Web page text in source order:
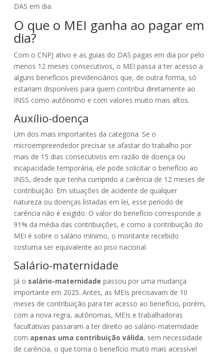
DAS em dia.
O que o MEI ganha ao pagar em
dia?
Com o CNPJ ativo e as guias do DAS pagas em dia por pelo
menos 12 meses consecutivos, o MEI passa a ter acesso a
alguns benefícios previdenciários que, de outra forma, só
estariam disponíveis para quem contribui diretamente ao
INSS como autônomo e com valores muito mais altos.
Auxílio-doença
Um dos mais importantes da categoria. Se o
microempreendedor precisar se afastar do trabalho por
mais de 15 dias consecutivos em razão de doença ou
incapacidade temporária, ele pode solicitar o benefício ao
INSS, desde que tenha cumprido a carência de 12 meses de
contribuição. Em situações de acidente de qualquer
natureza ou doenças listadas em lei, esse período de
carência não é exigido. O valor do benefício corresponde a
91% da média das contribuições, e como a contribuição do
MEI é sobre o salário mínimo, o montante recebido
costuma ser equivalente ao piso nacional.
Salário-maternidade
Já o salário-maternidade passou por uma mudança
importante em 2025. Antes, as MEIs precisavam de 10
meses de contribuição para ter acesso ao benefício, porém,
com a nova regra, autônomas, MEIs e trabalhadoras
facultativas passaram a ter direito ao salário-maternidade
com apenas uma contribuição válida, sem necessidade
de carência, o que torna o benefício muito mais acessível